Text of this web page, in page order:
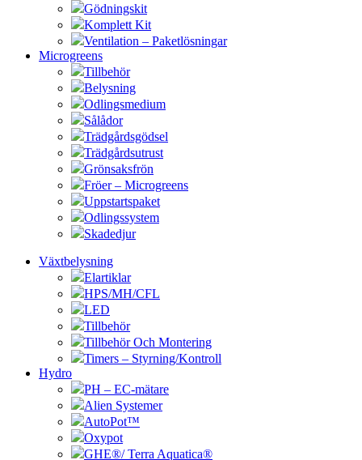
Gödningskit
Komplett Kit
Ventilation – Paketlösningar
Microgreens
Tillbehör
Belysning
Odlingsmedium
Sålådor
Trädgårdsgödsel
Trädgårdsutrust
Grönsaksfrön
Fröer – Microgreens
Uppstartspaket
Odlingssystem
Skadedjur
Växtbelysning
Elartiklar
HPS/MH/CFL
LED
Tillbehör
Tillbehör Och Montering
Timers – Styrning/Kontroll
Hydro
PH – EC-mätare
Alien Systemer
AutoPot™
Oxypot
GHE®/ Terra Aquatica®